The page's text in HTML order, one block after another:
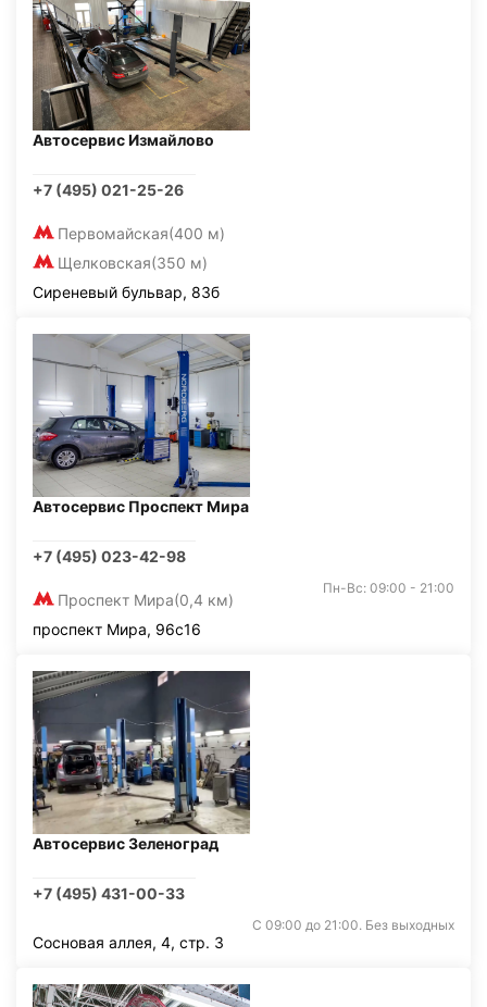
Автосервис Измайлово
+7 (495) 021-25-26
Первомайская(400 м)
Щелковская(350 м)
Сиреневый бульвар, 83б
Автосервис Проспект Мира
+7 (495) 023-42-98
Проспект Мира(0,4 км)
Пн-Вс: 09:00 - 21:00
проспект Мира, 96с16
Автосервис Зеленоград
+7 (495) 431-00-33
С 09:00 до 21:00. Без выходных
Сосновая аллея, 4, стр. 3